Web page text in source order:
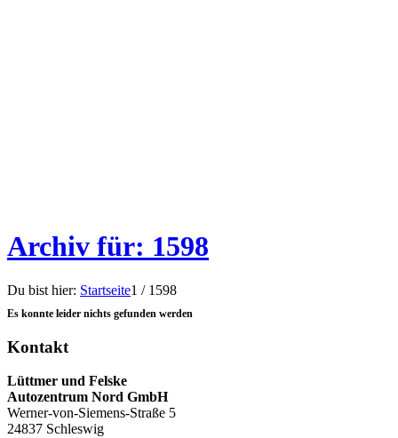
Archiv für: 1598
Du bist hier: Startseite1 / 1598
Es konnte leider nichts gefunden werden
Kontakt
Lüttmer und Felske
Autozentrum Nord GmbH
Werner-von-Siemens-Straße 5
24837 Schleswig